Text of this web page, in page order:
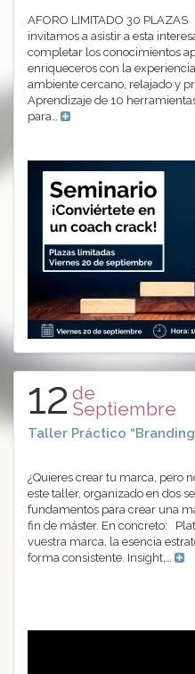
AFORO LIMITADO 30
invitamos a asistir a esta
completar los conocimientos
enriqueceros con la
ambiente cercano, relajado y
Aprendizaje de 10
para…
12 de
Septiembre
Taller Práctico
¿Quieres crear tu marca, pero
este taller, organizado en dos
fundamentos para crear una
fin de máster. En concreto:
vuestra marca, la esencia
forma consistente. Insight,…